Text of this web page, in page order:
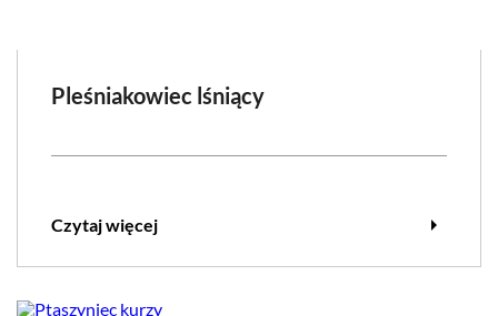
Pleśniakowiec lśniący
Czytaj więcej arrow_right